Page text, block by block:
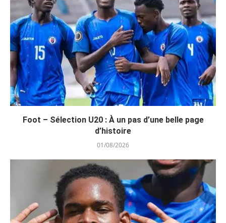
Foot – Sélection U20 : À un pas d’une belle page
d’histoire
01/08/2026